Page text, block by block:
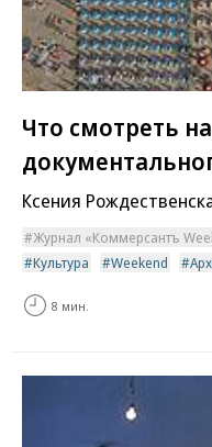
Что смотреть
Ксения
Журнал «Коммерсантъ
Культура
Weekend
8 мин.